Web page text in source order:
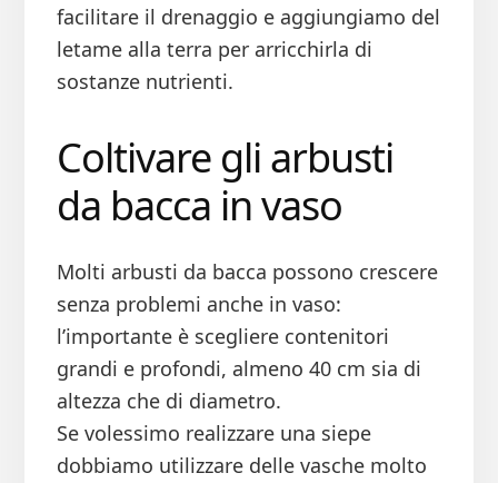
facilitare il drenaggio e aggiungiamo del
letame alla terra per arricchirla di
sostanze nutrienti.
Coltivare gli arbusti
da bacca in vaso
Molti arbusti da bacca possono crescere
senza problemi anche in vaso:
l’importante è scegliere contenitori
grandi e profondi, almeno 40 cm sia di
altezza che di diametro.
Se volessimo realizzare una siepe
dobbiamo utilizzare delle vasche molto